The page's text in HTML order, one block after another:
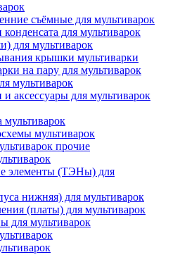
съёмные для мультиварок
для мультиварок
для мультиварок
крышки мультиварки
на пару для мультиварок
мультиварок
и аксессуары для мультиварок
мультиварок
мультиварок
прочие
элементы (ТЭНы) для
нижняя) для мультиварок
(платы) для мультиварок
для мультиварок